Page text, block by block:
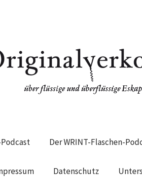
Der WRINT-Flaschen-
Datenschutz